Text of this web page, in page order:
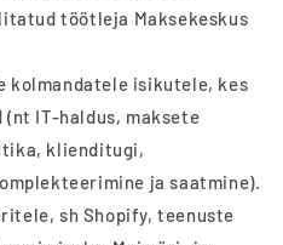
töötleja Maksekeskus
kolmandatele isikutele, kes
IT-haldus, maksete
klienditugi,
ja saatmine).
sh Shopify, teenuste